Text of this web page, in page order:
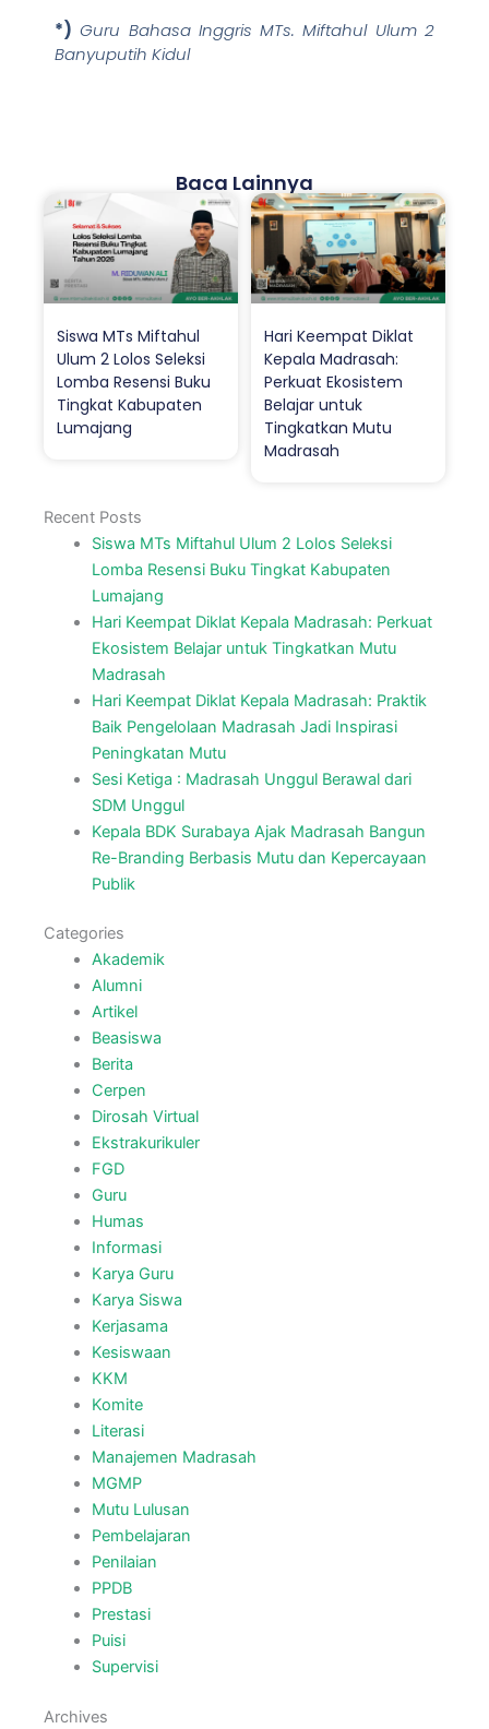
*) Guru Bahasa Inggris MTs. Miftahul Ulum 2
Banyuputih Kidul
Baca Lainnya
Siswa MTs Miftahul
Ulum 2 Lolos Seleksi
Lomba Resensi Buku
Tingkat Kabupaten
Lumajang
Hari Keempat Diklat
Kepala Madrasah:
Perkuat Ekosistem
Belajar untuk
Tingkatkan Mutu
Madrasah
Recent Posts
Siswa MTs Miftahul Ulum 2 Lolos Seleksi
Lomba Resensi Buku Tingkat Kabupaten
Lumajang
Hari Keempat Diklat Kepala Madrasah: Perkuat
Ekosistem Belajar untuk Tingkatkan Mutu
Madrasah
Hari Keempat Diklat Kepala Madrasah: Praktik
Baik Pengelolaan Madrasah Jadi Inspirasi
Peningkatan Mutu
Sesi Ketiga : Madrasah Unggul Berawal dari
SDM Unggul
Kepala BDK Surabaya Ajak Madrasah Bangun
Re-Branding Berbasis Mutu dan Kepercayaan
Publik
Categories
Akademik
Alumni
Artikel
Beasiswa
Berita
Cerpen
Dirosah Virtual
Ekstrakurikuler
FGD
Guru
Humas
Informasi
Karya Guru
Karya Siswa
Kerjasama
Kesiswaan
KKM
Komite
Literasi
Manajemen Madrasah
MGMP
Mutu Lulusan
Pembelajaran
Penilaian
PPDB
Prestasi
Puisi
Supervisi
Archives